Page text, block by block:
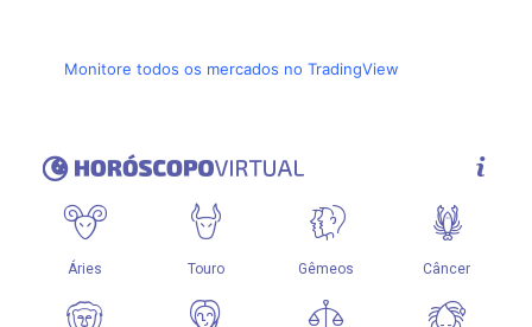
Monitore todos os mercados no TradingView